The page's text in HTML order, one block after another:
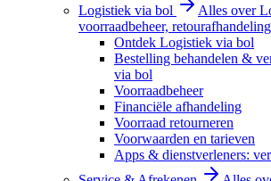
Logistiek via bol
Alles over
voorraadbeheer,
Ontdek Logistiek via bol
Bestelling behandelen &
via bol
Voorraadbeheer
Financiële afhandeling
Voorraad retourneren
Voorwaarden en tarieven
Apps & dienstverleners: